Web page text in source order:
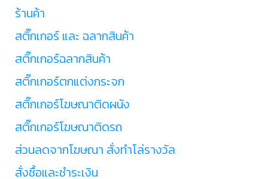
ร้านค้า
สติ๊กเกอร์ และ ฉลากสินค้า
สติ๊กเกอร์ฉลากสินค้า
สติ๊กเกอร์ตกแต่งกระจก
สติ๊กเกอร์โฆษณาติดผนัง
สติ๊กเกอร์โฆษณาติดรถ
ส่วนลดจากโฆษณา สั่งทำโล่รางวัล
สั่งซื้อและชำระเงิน